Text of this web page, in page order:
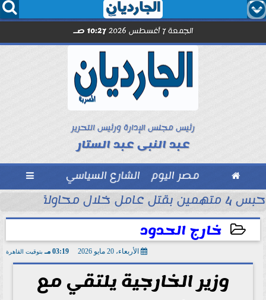
  
الجمعة 7 أغسطس 2026 10:27 صـ
رئيس مجلس الإدارة ورئيس التحرير
عبد النبى عبد الستار
 مصر اليوم الشارع السياسي 
..” محمد...حبس 4 متهمين بقتل عامل خلال محاولة سرقة دراجة نارية في المنوفية
خارج الحدود
الأربعاء، 20 مايو 2026 03:19 مـ بتوقيت القاهرة
وزير الخارجية يلتقي مع